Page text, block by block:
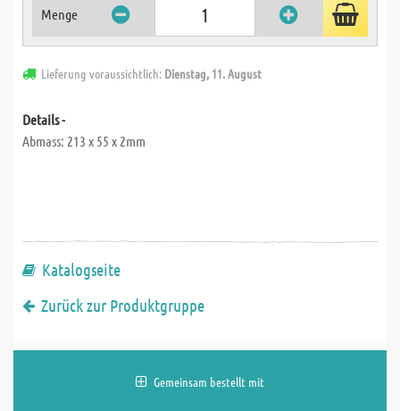
Menge
Lieferung voraussichtlich: Dienstag, 11. August
Details -
Abmass: 213 x 55 x 2mm
Katalogseite
Zurück zur Produktgruppe
Gemeinsam bestellt mit